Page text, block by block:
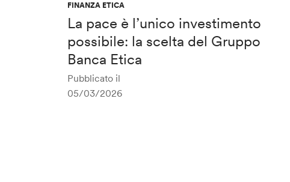
FINANZA ETICA
La pace è l’unico investimento
possibile: la scelta del Gruppo
Banca Etica
Pubblicato il
05/03/2026